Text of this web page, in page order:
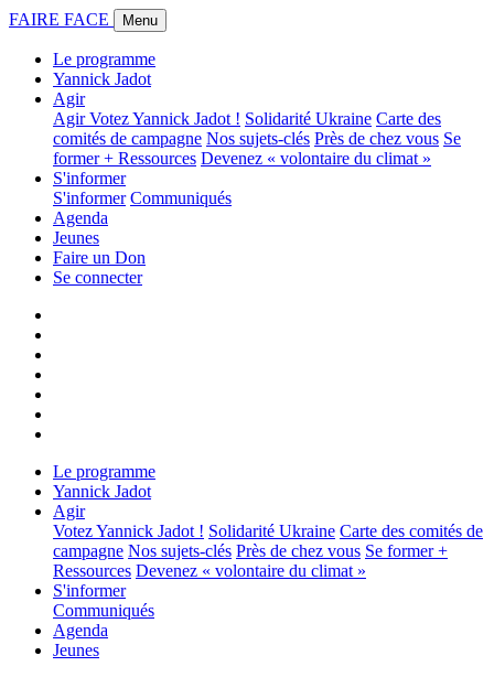
FAIRE FACE Menu
Le programme
Yannick Jadot
Agir
AgirVotez Yannick Jadot ! Solidarité Ukraine Carte des
comités de campagne Nos sujets-clés Près de chez vous Se
former + Ressources Devenez « volontaire du climat »
S'informer
S'informer Communiqués
Agenda
Jeunes
Faire un Don
Se connecter
Le programme
Yannick Jadot
Agir
Votez Yannick Jadot ! Solidarité Ukraine Carte des comités de
campagne Nos sujets-clés Près de chez vous Se former +
Ressources Devenez « volontaire du climat »
S'informer
Communiqués
Agenda
Jeunes